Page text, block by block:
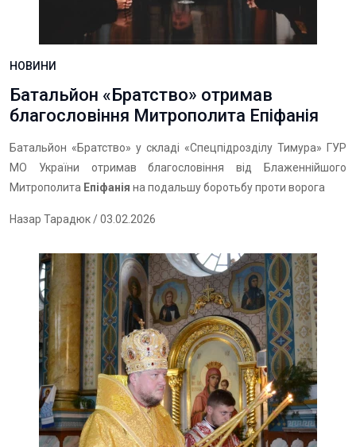
НОВИНИ
Батальйон «Братство» отримав
благословіння Митрополита Епіфанія
Батальйон «Братство» у складі «Спецпідрозділу Тимура» ГУР
МО України отримав благословіння від Блаженнійшого
Митрополита Епіфанія на подальшу боротьбу проти ворога
Назар Тарадюк/ 03.02.2026